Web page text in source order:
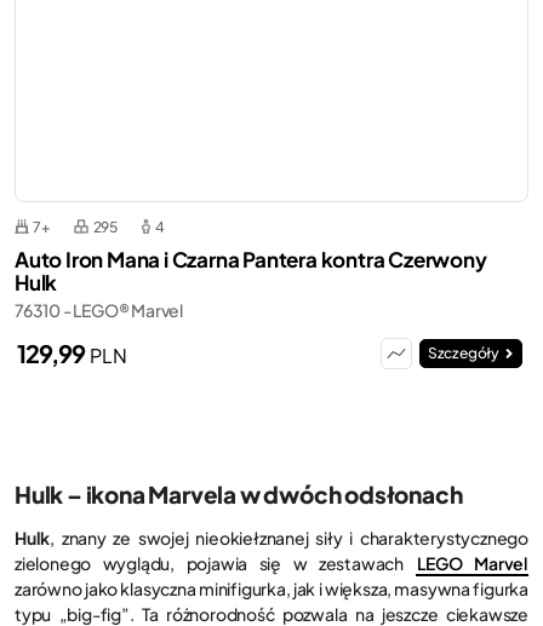
7+ 295 4
Auto Iron Mana i Czarna Pantera kontra Czerwony
Hulk
76310 - LEGO® Marvel
129,99PLN Szczegóły
Hulk – ikona Marvela w dwóch odsłonach
Hulk, znany ze swojej nieokiełznanej siły i charakterystycznego
zielonego wyglądu, pojawia się w zestawach
LEGO Marvel
zarówno jako klasyczna minifigurka, jak i większa, masywna figurka
typu „big-fig”. Ta różnorodność pozwala na jeszcze ciekawsze